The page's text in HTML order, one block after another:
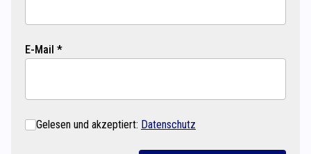
E-Mail *
Gelesen und akzeptiert: Datenschutz